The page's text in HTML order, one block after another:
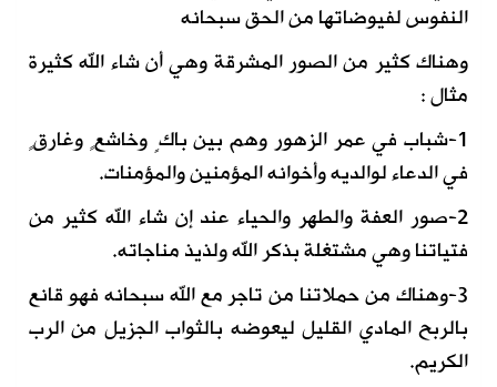
النفوس لفيوضاتها من الحق سبحانه
وهناك كثير من الصور المشرقة وهي أن شاء الله كثيرة
مثال :
1-شباب في عمر الزهور وهم بين باكٍ وخاشعٍ وغارقٍ
في الدعاء لوالديه وأخوانه المؤمنين والمؤمنات.
2-صور العفة والطهر والحياء عند إن شاء الله كثير من
فتياتنا وهي مشتغلة بذكر الله ولذيذ مناجاته.
3-وهناك من حملاتنا من تاجر مع الله سبحانه فهو قانع
بالربح المادي القليل ليعوضه بالثواب الجزيل من الرب
الكريم.